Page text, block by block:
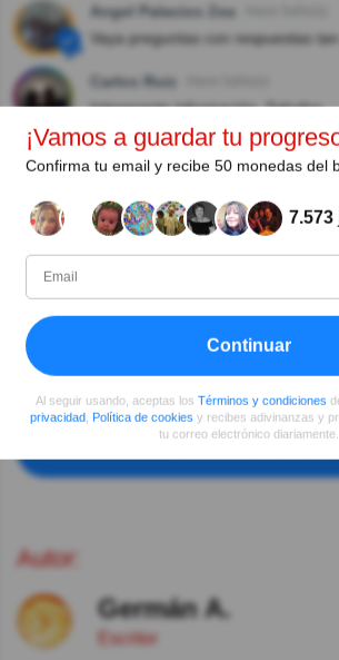
Angel Palacios Zea
Vaya preguntas con respuestas tan
Carlos Ruiz
Interesante información. Saludos
Karmen Jacinta Rodriguez
Esa pregunta ofende mi
Germán A
Ver respuestas
Se les llama top model. Pregunta
Paula Fernandez B. Landaburu
Cuanta sapiencia... que nivel
alcanzando🙇‍♀️
Autor:
Germán A.
Escritor
¡Vamos a guardar tu
Confirma tu email y recibe 50 monedas del
7.573
Continuar
Al seguir usando, aceptas los Términos y condiciones
privacidad, Política de cookies y recibes adivinanzas y
tu correo electrónico diariamente.